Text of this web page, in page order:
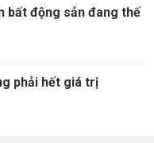
bất động sản đang thế
phải hết giá trị